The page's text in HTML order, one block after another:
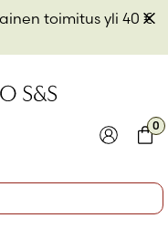
toimitus yli 40 €
0